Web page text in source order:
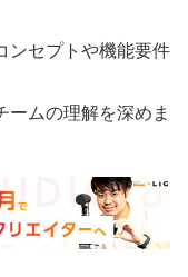
ンセプトや機能要件
ームの理解を深めま